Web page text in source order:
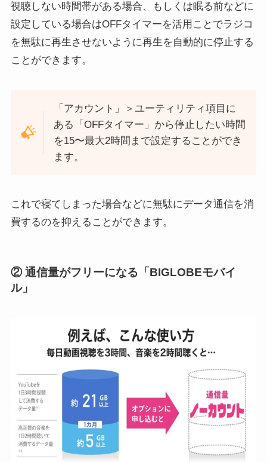
視聴しない時間帯がある場合、もしくは眠る前などに
設定している場合はOFFタイマーを活用ことでラジコ
を無駄に再生させないように再生を自動的に停止する
ことができます。
「アカウント」＞ユーティリティ項目に
ある「OFFタイマー」から停止したい時間
を15〜最大2時間まで設定することができ
ます。
これで寝てしまった場合などに無駄にデータ通信を消
費するのを抑えることができます。
② 通信量がフリーになる「BIGLOBEモバイ
ル」